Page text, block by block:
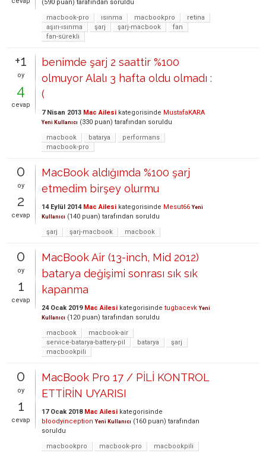
(590 puan) tarafından soruldu
macbook-pro
ısınma macbookpro
retina
aşırı-ısınma
şarj şarj-macbook
fan
fan-sürekli
+1
oy
4
cevap
benimde şarj 2 saattir %100
olmuyor Alalı 3 hafta oldu olmadı :
(
7 Nisan 2013 Mac Ailesi kategorisinde MustafaKARA
Yeni Kullanıcı (330 puan) tarafından soruldu
macbook
batarya
performans
macbook-pro
0
oy
2
cevap
MacBook aldığımda %100 şarj
etmedim birşey olurmu
14 Eylül 2014 Mac Ailesi kategorisinde Mesut66 Yeni
Kullanıcı (140 puan) tarafından soruldu
şarj
şarj-macbook macbook
0
oy
1
cevap
MacBook Air (13-inch, Mid 2012)
batarya değişimi sonrası sık sık
kapanma
24 Ocak 2019 Mac Ailesi kategorisinde tugbacevk Yeni
Kullanıcı (120 puan) tarafından soruldu
macbook
macbook-air
service-batarya-battery-pil
batarya
şarj
macbookpili
0
oy
1
cevap
MacBook Pro 17 / PİLİ KONTROL
ETTİRİN UYARISI
17 Ocak 2018 Mac Ailesi kategorisinde
bloodyinception Yeni Kullanıcı (160 puan) tarafından
soruldu
macbookpro
macbook-pro macbookpili